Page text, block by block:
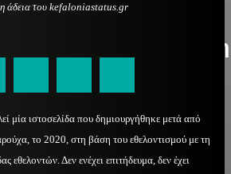
άδεια του kefaloniastatus.gr
μία ιστοσελίδα που δημιουργήθηκε μετά από
το 2020, στη βάση του εθελοντισμού με τη
εθελοντών. Δεν ενέχει επιτήδευμα, δεν έχει